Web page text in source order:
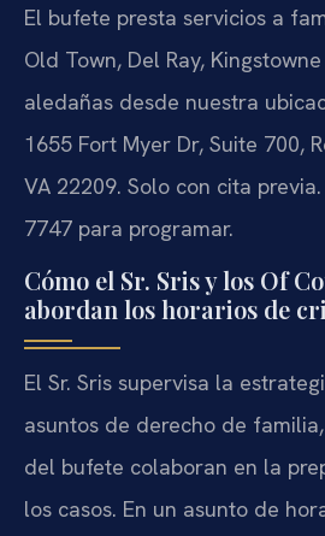
El bufete presta servicios a
Old Town, Del Ray,
aledañas desde nuestra
1655 Fort Myer Dr, Suite 700,
VA 22209. Solo con cita
7747 para programar.
Cómo el Sr. Sris y los Of
abordan los horarios de
El Sr. Sris supervisa la
asuntos de derecho de
del bufete colaboran en la
los casos. En un asunto de